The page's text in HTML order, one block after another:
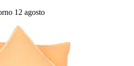
12 agosto